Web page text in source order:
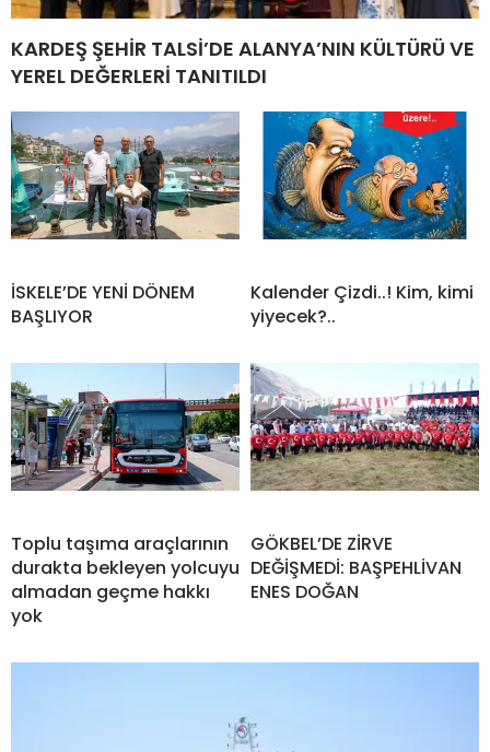
KARDEŞ ŞEHİR TALSİ’DE ALANYA’NIN KÜLTÜRÜ VE
YEREL DEĞERLERİ TANITILDI
İSKELE’DE YENİ DÖNEM
BAŞLIYOR
Kalender Çizdi..! Kim, kimi
yiyecek?..
Toplu taşıma araçlarının
durakta bekleyen yolcuyu
almadan geçme hakkı
yok
GÖKBEL’DE ZİRVE
DEĞİŞMEDİ: BAŞPEHLİVAN
ENES DOĞAN